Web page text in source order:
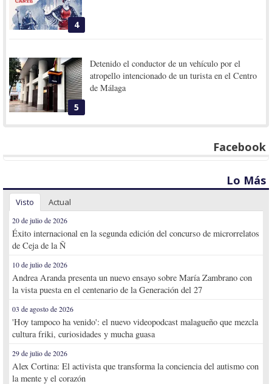
4
5
Detenido el conductor de un vehículo por el
atropello intencionado de un turista en el Centro
de Málaga
Facebook
Lo Más
Visto Actual
20 de julio de 2026
Éxito internacional en la segunda edición del concurso de microrrelatos
de Ceja de la Ñ
10 de julio de 2026
Andrea Aranda presenta un nuevo ensayo sobre María Zambrano con
la vista puesta en el centenario de la Generación del 27
03 de agosto de 2026
'Hoy tampoco ha venido': el nuevo videopodcast malagueño que mezcla
cultura friki, curiosidades y mucha guasa
29 de julio de 2026
Alex Cortina: El activista que transforma la conciencia del autismo con
la mente y el corazón